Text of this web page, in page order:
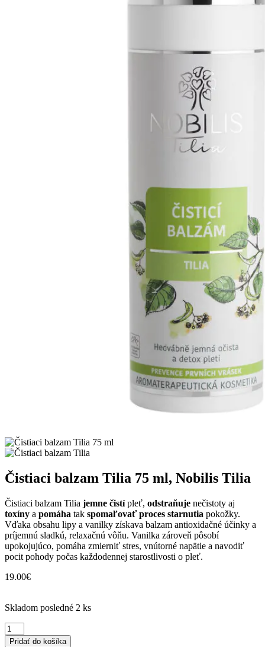
Čistiaci balzam Tilia 75 ml, Nobilis Tilia
Čistiaci balzam Tilia jemne čistípleť, odstraňuje nečistoty aj
toxíny a pomáha tak spomaľovať proces starnutia pokožky.
Vďaka obsahu lipy a vanilky získava balzam antioxidačné účinky a
príjemnú sladkú, relaxačnú vôňu. Vanilka zároveň pôsobí
upokojujúco, pomáha zmierniť stres, vnútorné napätie a navodiť
pocit pohody počas každodennej starostlivosti o pleť.
19.00€
Skladom posledné 2 ks
množstvo
Čistiaci
Pridať do košíka